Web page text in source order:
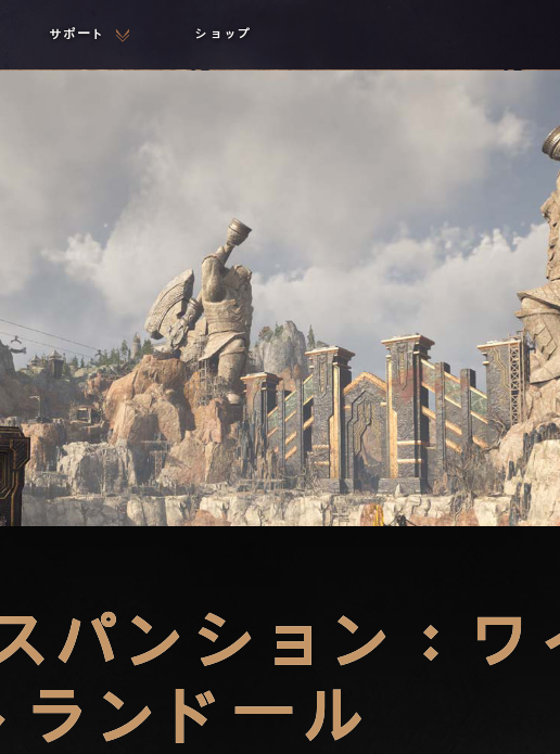
サポート ショップ
パンション：ワ
ランドール